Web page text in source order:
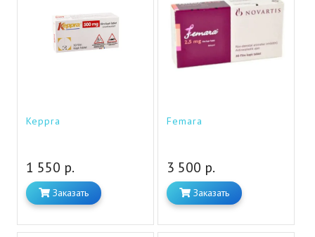
Keppra
1 550 р.
Заказать
Femara
3 500 р.
Заказать